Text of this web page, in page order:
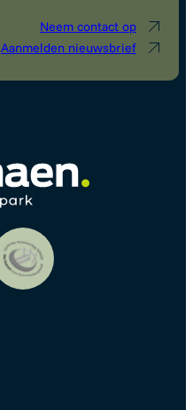
Neem contact op
Aanmelden nieuwsbrief